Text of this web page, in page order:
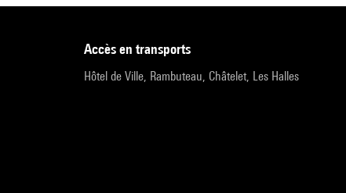
accès en transports
Hôtel de Ville, Rambuteau, Châtelet, Les Halles